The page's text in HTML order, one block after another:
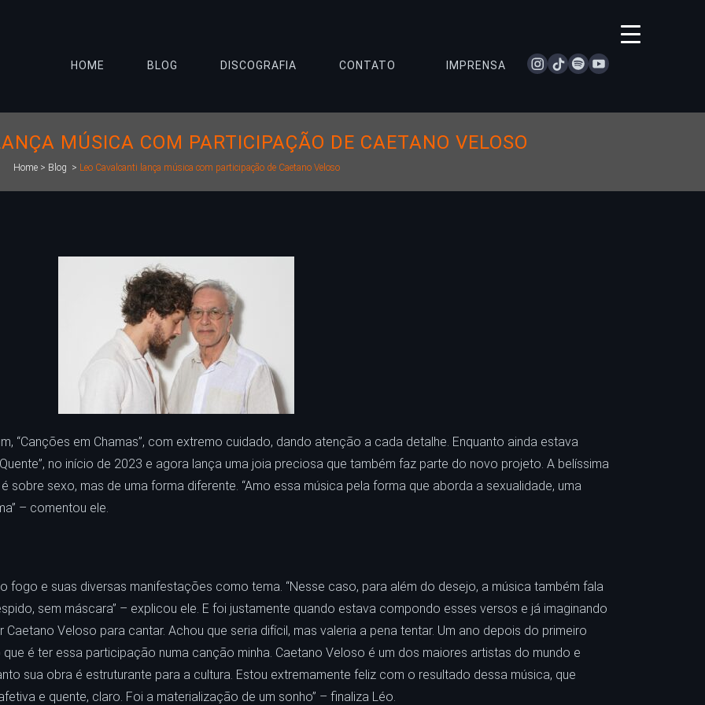
instagram
tiktokspotifyyoutube
HOME BLOG DISCOGRAFIA CONTATO IMPRENSA
MÚSICA COM PARTICIPAÇÃO DE CAETANO VELOSO
Home> Blog > Leo Cavalcanti lança música com participação de Caetano Veloso
“Canções em Chamas”, com extremo cuidado, dando atenção a cada detalhe. Enquanto ainda estava
no início de 2023 e agora lança uma joia preciosa que também faz parte do novo projeto. A belíssima
sobre sexo, mas de uma forma diferente. “Amo essa música pela forma que aborda a sexualidade, uma
– comentou ele.
fogo e suas diversas manifestações como tema. “Nesse caso, para além do desejo, a música também fala
sem máscara” – explicou ele. E foi justamente quando estava compondo esses versos e já imaginando
Veloso para cantar. Achou que seria difícil, mas valeria a pena tentar. Um ano depois do primeiro
é ter essa participação numa canção minha. Caetano Veloso é um dos maiores artistas do mundo e
sua obra é estruturante para a cultura. Estou extremamente feliz com o resultado dessa música, que
e quente, claro. Foi a materialização de um sonho” – finaliza Léo.